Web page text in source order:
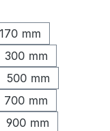
nicht verfügbar.)
170 mm
300 mm
500 mm
700 mm
900 mm